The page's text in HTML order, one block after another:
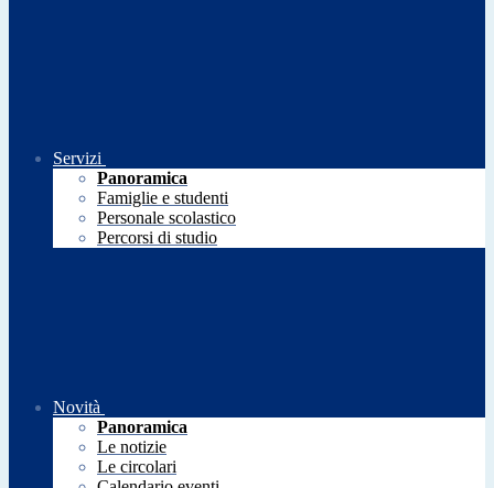
Servizi
Panoramica
Famiglie e studenti
Personale scolastico
Percorsi di studio
Novità
Panoramica
Le notizie
Le circolari